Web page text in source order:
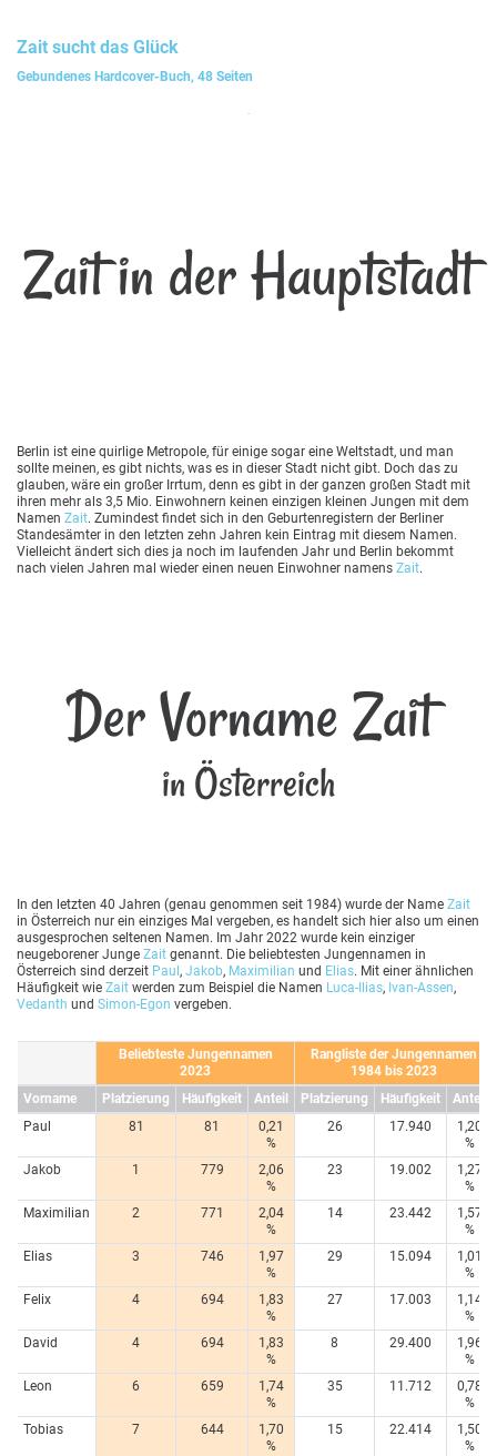
Zait sucht das Glück
Gebundenes Hardcover-Buch, 48 Seiten
Zait in der Hauptstadt
Berlin ist eine quirlige Metropole, für einige sogar eine Weltstadt, und man
sollte meinen, es gibt nichts, was es in dieser Stadt nicht gibt. Doch das zu
glauben, wäre ein großer Irrtum, denn es gibt in der ganzen großen Stadt mit
ihren mehr als 3,5 Mio. Einwohnern keinen einzigen kleinen Jungen mit dem
Namen Zait. Zumindest findet sich in den Geburtenregistern der Berliner
Standesämter in den letzten zehn Jahren kein Eintrag mit diesem Namen.
Vielleicht ändert sich dies ja noch im laufenden Jahr und Berlin bekommt
nach vielen Jahren mal wieder einen neuen Einwohner namens Zait.
Der Vorname Zait
in Österreich
In den letzten 40 Jahren (genau genommen seit 1984) wurde der Name Zait
in Österreich nur ein einziges Mal vergeben, es handelt sich hier also um einen
ausgesprochen seltenen Namen. Im Jahr 2022 wurde kein einziger
neugeborener Junge Zait genannt. Die beliebtesten Jungennamen in
Österreich sind derzeit Paul , Jakob, Maximilian und Elias. Mit einer ähnlichen
Häufigkeit wie Zait werden zum Beispiel die Namen Luca-Ilias, Ivan-Assen,
Vedanth und Simon-Egon vergeben.
Beliebteste Jungennamen
2023
Rangliste der Jungennamen
1984 bis 2023
Vorname
Platzierung Häufigkeit Anteil Platzierung Häufigkeit
Anteil
Paul
81 81
0,21
%
26 17.940
1,20
%
Jakob
1 779
2,06
%
23 19.002
1,27
%
Maximilian
2 771
2,04
%
14 23.442
1,57
%
Elias
3 746
1,97
%
29 15.094
1,01
%
Felix
4 694
1,83
%
27 17.003
1,14
%
David
4 694
1,83
%
8 29.400
1,96
%
Leon
6 659
1,74
%
35 11.712
0,78
%
Tobias
7 644
1,70
%
15 22.414
1,50
%